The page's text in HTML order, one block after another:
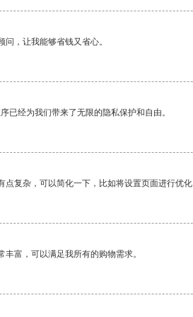
，让我能够省钱又省心。
已经为我们带来了无限的隐私保护和自由。
点复杂，可以简化一下，比如将设置页面进行优
富，可以满足我所有的购物需求。